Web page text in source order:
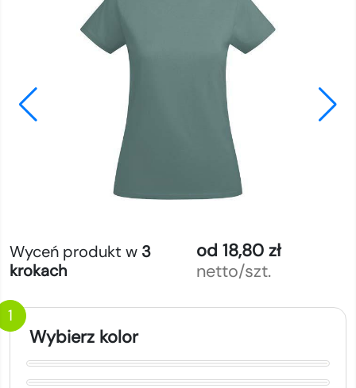
Wyceń produkt w 3
krokach
od 18,80 zł
netto/szt.
1
Wybierz kolor